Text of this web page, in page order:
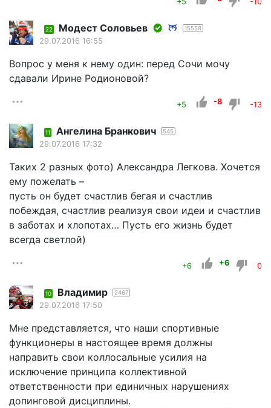
22 Модест Соловьев 15558
29.07.2016 16:55
Вопрос у меня к нему один: перед Сочи мочу
сдавали Ирине Родионовой?
+5 -8 -13
11 Ангелина Бранкович 545
29.07.2016 17:32
Таких 2 разных фото) Александра Легкова. Хочется
ему пожелать –
пусть он будет счастлив бегая и счастлив
побеждая, счастлив реализуя свои идеи и счастлив
в заботах и хлопотах… Пусть его жизнь будет
всегда светлой)
+6 +6 0
10 Владимир 2467
29.07.2016 17:50
Мне представляется, что наши спортивные
функционеры в настоящее время должны
направить свои коллосальные усилия на
исключение принципа коллективной
ответственности при единичных нарушениях
допинговой дисциплины.